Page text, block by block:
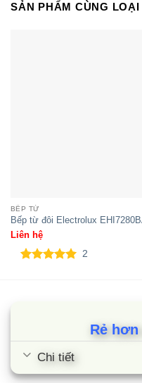
SẢN PHẨM CÙNG LOẠI
BẾP TỪ
Bếp từ đôi Electrolux
Liên hệ
2
Rẻ
Chi tiết